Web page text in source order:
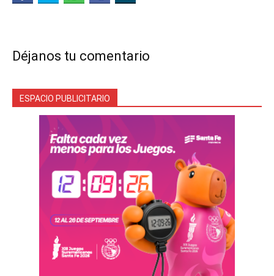
Déjanos tu comentario
ESPACIO PUBLICITARIO